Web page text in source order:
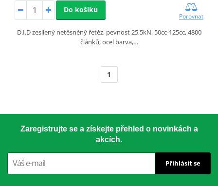
Do košíku
Porovnat
D.I.D zesílený netěsněný řetěz, pevnost 25,5kN, 50cc-125cc, 4800
článků, ocel barva,…
1
Zaregistrujte se a získejte přehled o novinkách a
akcích.
Přihlásit se